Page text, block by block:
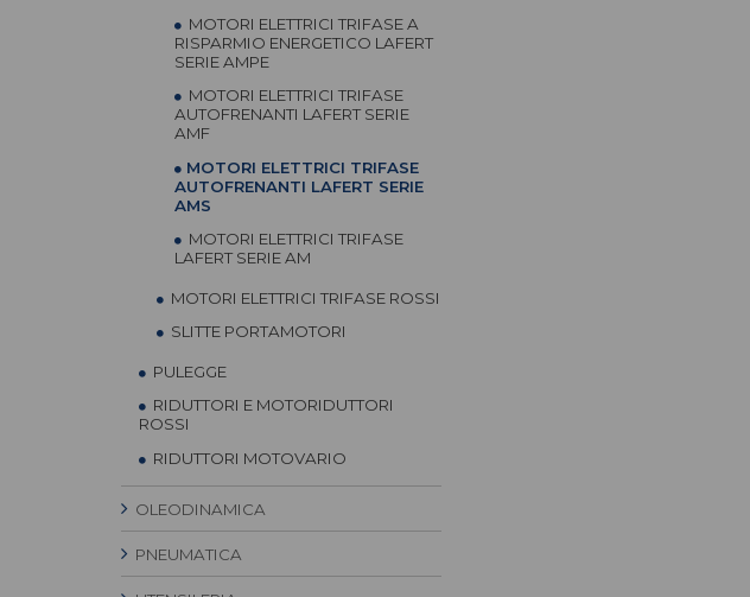
MOTORI ELETTRICI TRIFASE A
RISPARMIO ENERGETICO LAFERT
SERIE AMPE
MOTORI ELETTRICI TRIFASE
AUTOFRENANTI LAFERT SERIE
AMF
MOTORI ELETTRICI TRIFASE
AUTOFRENANTI LAFERT SERIE
AMS
MOTORI ELETTRICI TRIFASE
LAFERT SERIE AM
MOTORI ELETTRICI TRIFASE ROSSI
SLITTE PORTAMOTORI
PULEGGE
RIDUTTORI E MOTORIDUTTORI
ROSSI
RIDUTTORI MOTOVARIO
OLEODINAMICA
PNEUMATICA